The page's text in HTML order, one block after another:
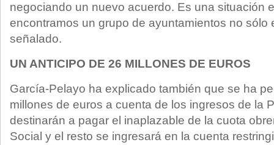
negociando un nuevo acuerdo. Es una situación
encontramos un grupo de ayuntamientos no sólo
señalado.
UN ANTICIPO DE 26 MILLONES DE EUROS
García-Pelayo ha explicado también que se ha
millones de euros a cuenta de los ingresos de la
destinarán a pagar el inaplazable de la cuota
Social y el resto se ingresará en la cuenta